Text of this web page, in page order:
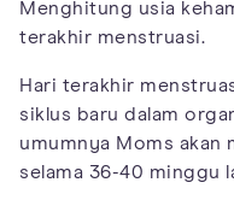
Menghitung usia
terakhir menstruasi.
Hari terakhir
siklus baru dalam
umumnya Moms akan
selama 36-40 minggu